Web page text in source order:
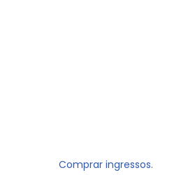
Comprar ingressos.